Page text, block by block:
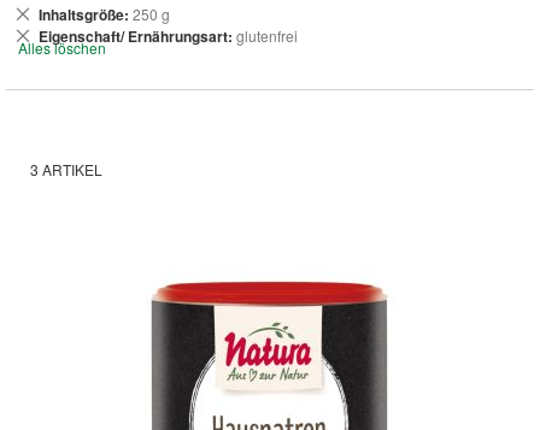
3 ARTIKEL
Inhaltsgröße 250 g
Dies
entfernen
Eigenschaft/ Ernährungsart glutenfrei
Dies
entfernen
Alles löschen